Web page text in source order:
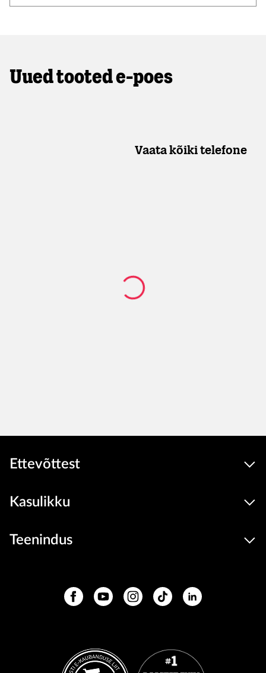
Uued tooted e-poes
Vaata kõiki telefone
Ettevõttest
Kasulikku
Teenindus